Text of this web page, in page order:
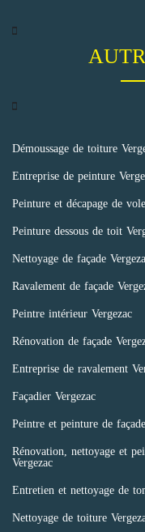
Démoussage de toiture
Entreprise de peinture
Peinture et décapage de
Peinture dessous de toit
Nettoyage de façade
Ravalement de façade
Peintre intérieur Vergezac
Rénovation de façade
Entreprise de ravalement
Façadier Vergezac
Peintre et peinture de
Rénovation, nettoyage et
Vergezac
Entretien et nettoyage de
Nettoyage de toiture